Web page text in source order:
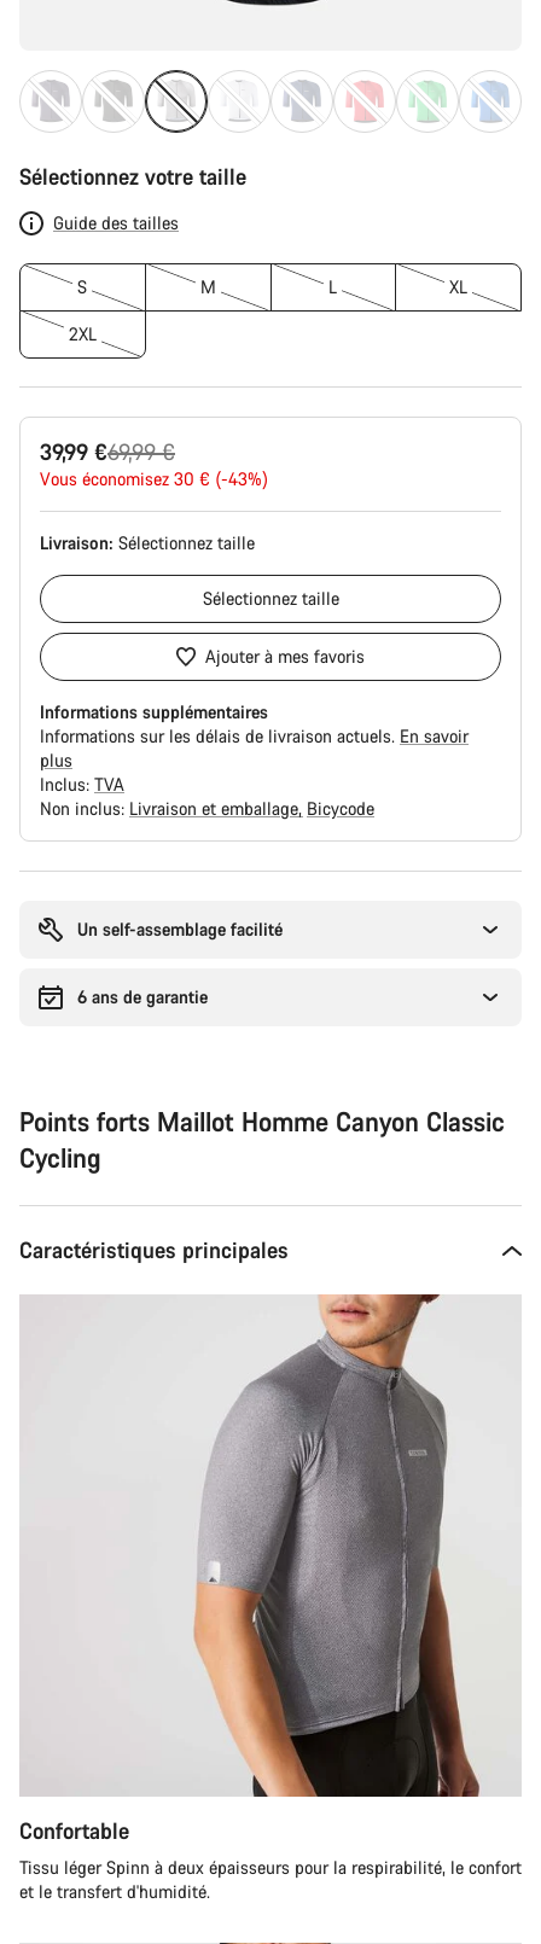
Sélectionnez votre taille
Guide des tailles
S M L XL
2XL
39,99 €
Prix
d’origine
69,99 €
Vous économisez 30 € (-43%)
Livraison: Sélectionnez taille
Sélectionnez taille
Ajouter à mes favoris
Informations supplémentaires
Informations sur les délais de livraison actuels. En savoir
plus
Inclus: TVA
Non inclus: Livraison et emballage Bicycode
Un self-assemblage facilité
6 ans de garantie
Points forts Maillot Homme Canyon Classic
Cycling
Caractéristiques principales
Confortable
Tissu léger Spinn à deux épaisseurs pour la respirabilité, le confort
et le transfert d'humidité.